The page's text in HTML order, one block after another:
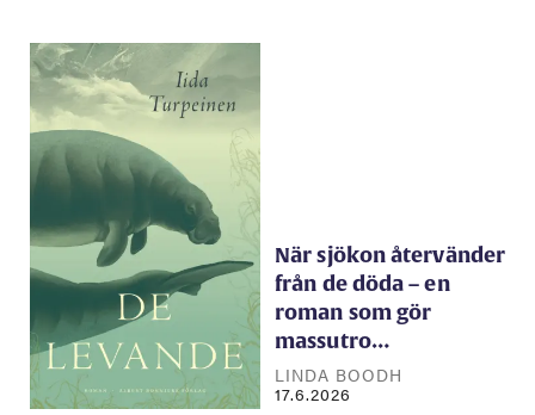
När sjökon återvänder
från de döda – en
roman som gör
massutro…
LINDA BOODH
17.6.2026